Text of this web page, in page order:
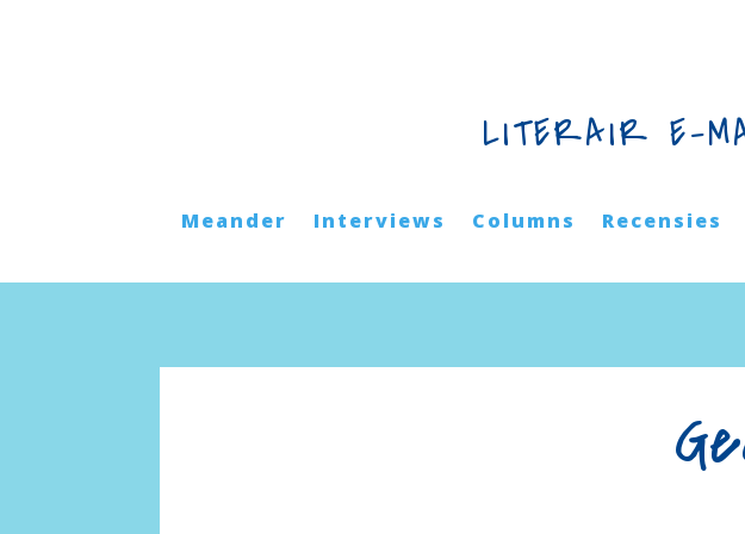
LITERAIR E-
Meander Interviews Columns Recensies